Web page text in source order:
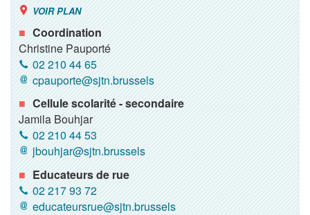
VOIR PLAN
Coordination
Christine Pauporté
02 210 44 65
cpauporte@sjtn.brussels
Cellule scolarité - secondaire
Jamila Bouhjar
02 210 44 53
jbouhjar@sjtn.brussels
Educateurs de rue
02 217 93 72
educateursrue@sjtn.brussels